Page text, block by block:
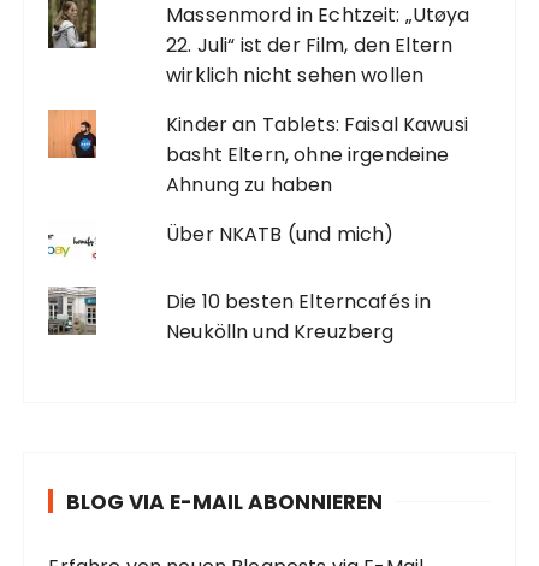
Massenmord in Echtzeit: „Utøya
22. Juli“ ist der Film, den Eltern
wirklich nicht sehen wollen
Kinder an Tablets: Faisal Kawusi
basht Eltern, ohne irgendeine
Ahnung zu haben
Über NKATB (und mich)
Die 10 besten Elterncafés in
Neukölln und Kreuzberg
BLOG VIA E-MAIL ABONNIEREN